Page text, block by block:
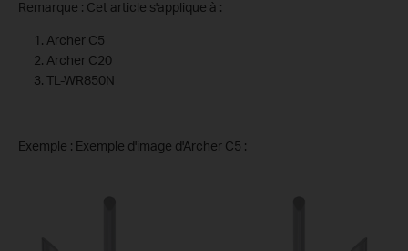
Remarque : Cet article s'applique à :
Archer C5
Archer C20
TL-WR850N
Exemple : Exemple d'image d'Archer C5 :